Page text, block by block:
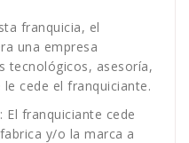
franquicia, el
una empresa
tecnológicos, asesoría,
cede el franquiciante.
: El franquiciante cede
y/o la marca a